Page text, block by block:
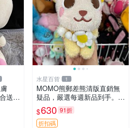
送禮
水星百貨 1
MOMO熊郵差熊清版直銷無
疑品，嚴選每週新品到手。紅
薯啵啵鮮果間 郵差熊 清版 紅
薯啵啵間
$630 91折
折扣碼